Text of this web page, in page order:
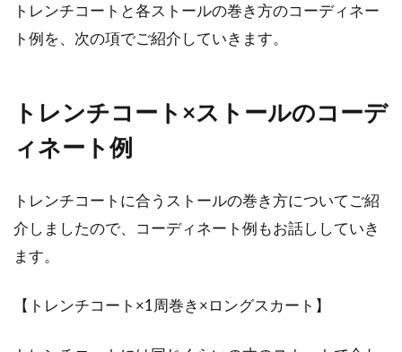
トレンチコートと各ストールの巻き方のコーディネー
ト例を、次の項でご紹介していきます。
トレンチコート×ストールのコーデ
ィネート例
トレンチコートに合うストールの巻き方についてご紹
介しましたので、コーディネート例もお話ししていき
ます。
【トレンチコート×1周巻き×ロングスカート】